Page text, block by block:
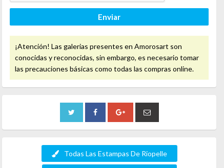
Enviar
¡Atención! Las galerias presentes en Amorosart son
conocidas y reconocidas, sin embargo, es necesario tomar
las precauciones básicas como todas las compras online.
Todas Las Estampas De Riopelle